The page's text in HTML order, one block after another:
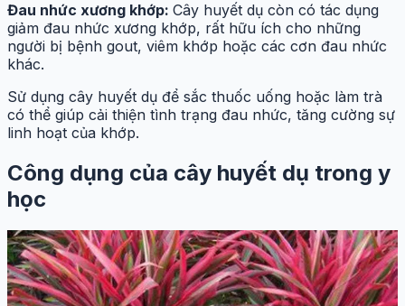
Đau nhức xương khớp: Cây huyết dụ còn có tác dụng
giảm đau nhức xương khớp, rất hữu ích cho những
người bị bệnh gout, viêm khớp hoặc các cơn đau nhức
khác.
Sử dụng cây huyết dụ để sắc thuốc uống hoặc làm trà
có thể giúp cải thiện tình trạng đau nhức, tăng cường sự
linh hoạt của khớp.
Công dụng của cây huyết dụ trong y
học